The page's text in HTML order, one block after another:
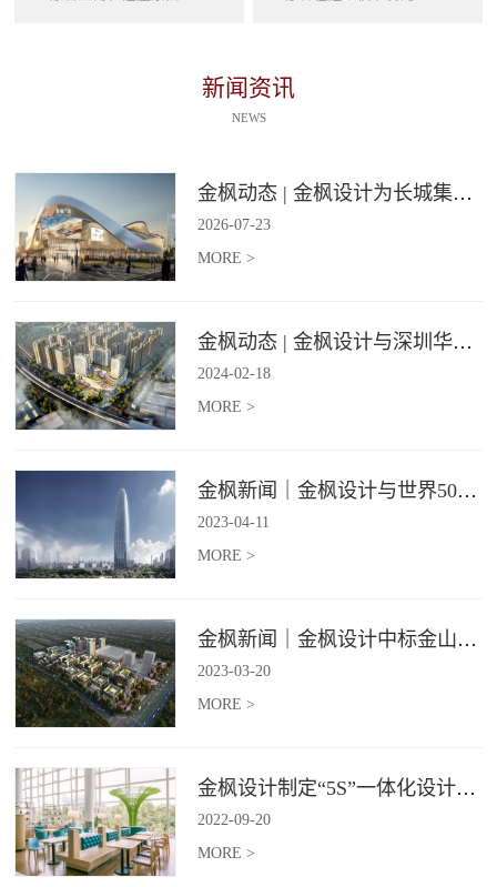
新闻资讯
NEWS
金枫动态 | 金枫设计为长城集团爱情广场打造汽车文化主题美食食集
2026-07-23
MORE >
金枫动态 | 金枫设计与深圳华强集团携手打造华强商业旗舰项目——宝安华强广场美食街区
2024-02-18
MORE >
金枫新闻｜金枫设计与世界500强—索迪斯集团合作，携手打造广州星河湾中心美食广场
2023-04-11
MORE >
金枫新闻｜金枫设计中标金山集团餐饮楼设计项目，打造科学与艺术相结合的就餐空间
2023-03-20
MORE >
金枫设计制定“5S”一体化设计标准，让商业全案设计导入团餐空间规划
2022-09-20
MORE >